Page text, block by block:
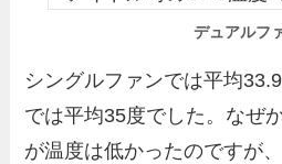
デュアルフ
シングルファンでは平均
では平均35度でした。なぜ
が温度は低かったのですが